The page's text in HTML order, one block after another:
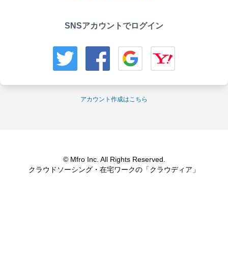
SNSアカウントでログイン
アカウント作成はこちら
© Mfro Inc. All Rights Reserved.
クラウドソーシング・在宅ワークの「クラウディア」